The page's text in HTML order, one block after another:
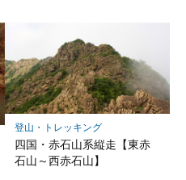
登山・トレッキング
四国・赤石山系縦走【東赤
石山～西赤石山】